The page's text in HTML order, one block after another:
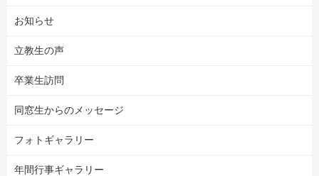
お知らせ
立教生の声
卒業生訪問
同窓生からのメッセージ
フォトギャラリー
年間行事ギャラリー